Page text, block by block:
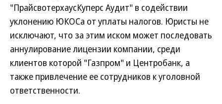
"ПрайсвотерхаусКуперс Аудит" в содействии
уклонению ЮКОСа от уплаты налогов. Юристы не
исключают, что за этим иском может последовать
аннулирование лицензии компании, среди
клиентов которой "Газпром" и Центробанк, а
также привлечение ее сотрудников к уголовной
ответственности.